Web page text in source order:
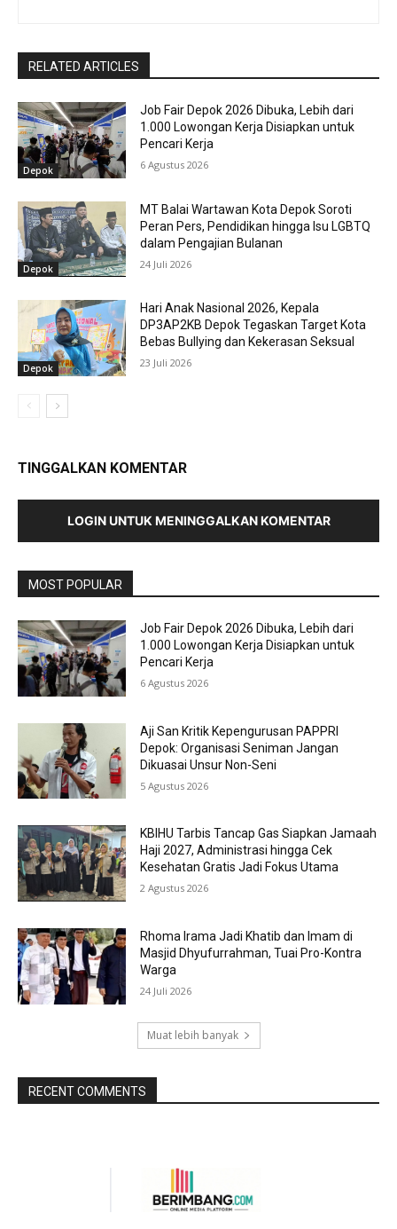
RELATED ARTICLES
Depok
Job Fair Depok 2026 Dibuka, Lebih dari
1.000 Lowongan Kerja Disiapkan untuk
Pencari Kerja
6 Agustus 2026
Depok
MT Balai Wartawan Kota Depok Soroti
Peran Pers, Pendidikan hingga Isu LGBTQ
dalam Pengajian Bulanan
24 Juli 2026
Depok
Hari Anak Nasional 2026, Kepala
DP3AP2KB Depok Tegaskan Target Kota
Bebas Bullying dan Kekerasan Seksual
23 Juli 2026
TINGGALKAN KOMENTAR
LOGIN UNTUK MENINGGALKAN KOMENTAR
MOST POPULAR
Job Fair Depok 2026 Dibuka, Lebih dari
1.000 Lowongan Kerja Disiapkan untuk
Pencari Kerja
6 Agustus 2026
Aji San Kritik Kepengurusan PAPPRI
Depok: Organisasi Seniman Jangan
Dikuasai Unsur Non-Seni
5 Agustus 2026
KBIHU Tarbis Tancap Gas Siapkan Jamaah
Haji 2027, Administrasi hingga Cek
Kesehatan Gratis Jadi Fokus Utama
2 Agustus 2026
Rhoma Irama Jadi Khatib dan Imam di
Masjid Dhyufurrahman, Tuai Pro-Kontra
Warga
24 Juli 2026
Muat lebih banyak
RECENT COMMENTS